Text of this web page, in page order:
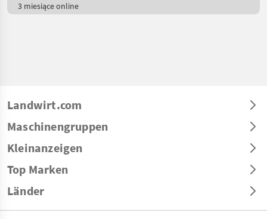
3 miesiące online
Landwirt.com
Maschinengruppen
Kleinanzeigen
Top Marken
Länder